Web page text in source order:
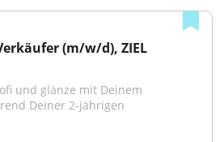
(m/w/d), ZIEL
und glänze mit Deinem